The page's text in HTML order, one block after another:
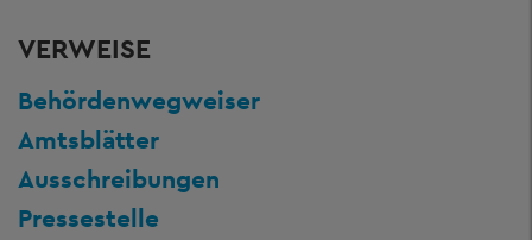
VERWEISE
Behördenwegweiser
Amtsblätter
Ausschreibungen
Pressestelle